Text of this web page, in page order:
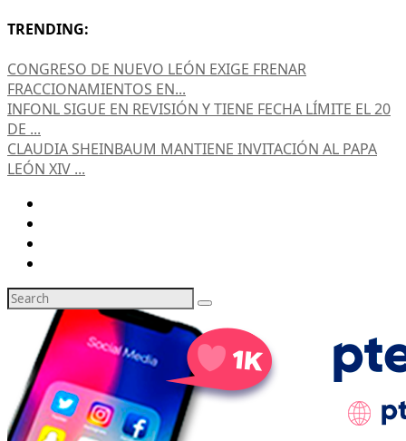
TRENDING:
CONGRESO DE NUEVO LEÓN EXIGE FRENAR
FRACCIONAMIENTOS EN...
INFONL SIGUE EN REVISIÓN Y TIENE FECHA LÍMITE EL 20
DE ...
CLAUDIA SHEINBAUM MANTIENE INVITACIÓN AL PAPA
LEÓN XIV ...